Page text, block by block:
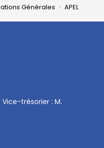
Générales > APEL
Vice-trésorier : M.